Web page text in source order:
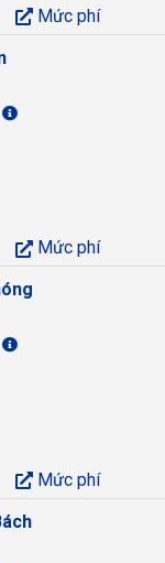
Mức phí
Mức phí
Mức phí